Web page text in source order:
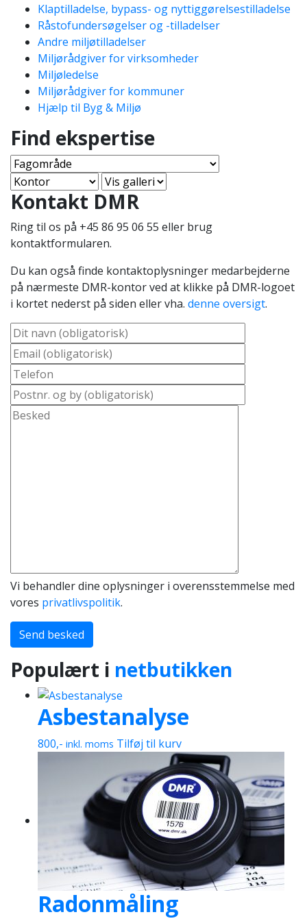
Klaptilladelse, bypass- og nyttiggørelsestilladelse
Råstofundersøgelser og -tilladelser
Andre miljøtilladelser
Miljørådgiver for virksomheder
Miljøledelse
Miljørådgiver for kommuner
Hjælp til Byg & Miljø
Find ekspertise
Kontakt DMR
Ring til os på +45 86 95 06 55 eller brug
kontaktformularen.
Du kan også finde kontaktoplysninger medarbejderne
på nærmeste DMR-kontor ved at klikke på DMR-logoet
i kortet nederst på siden eller vha. denne oversigt.
Vi behandler dine oplysninger i overensstemmelse med
vores privatlivspolitik.
Send besked
Populært i netbutikken
Asbestanalyse
800,- inkl. moms Tilføj til kurv
Radonmåling